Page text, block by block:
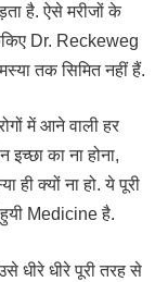
है. ऐसे मरीजों के
Dr. Reckeweg
तक सिमित नहीं हैं.
में आने वाली हर
इच्छा का ना होना,
ही क्यों ना हो. ये पूरी
Medicine है.
धीरे धीरे पूरी तरह से